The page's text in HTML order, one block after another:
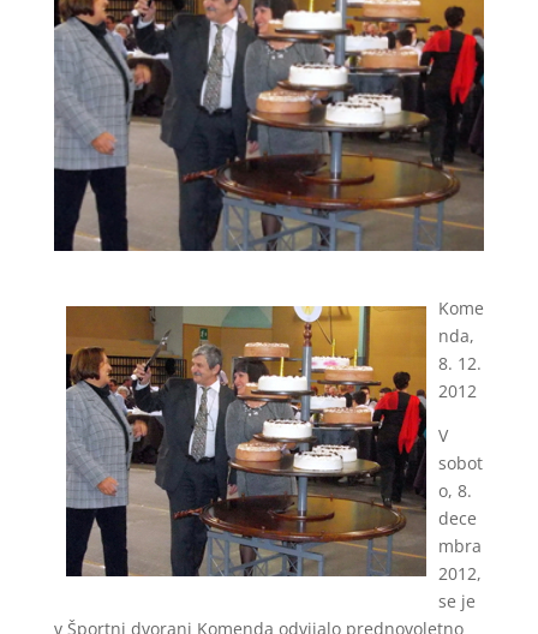
Kome
nda,
8. 12.
2012
V
sobot
o, 8.
dece
mbra
2012,
se je
v Športni dvorani Komenda odvijalo prednovoletno